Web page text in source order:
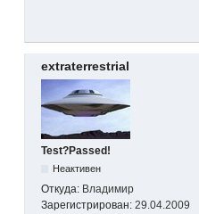
extraterrestrial
Test?Passed!
Неактивен
Откуда: Владимир
Зарегистрирован: 29.04.2009